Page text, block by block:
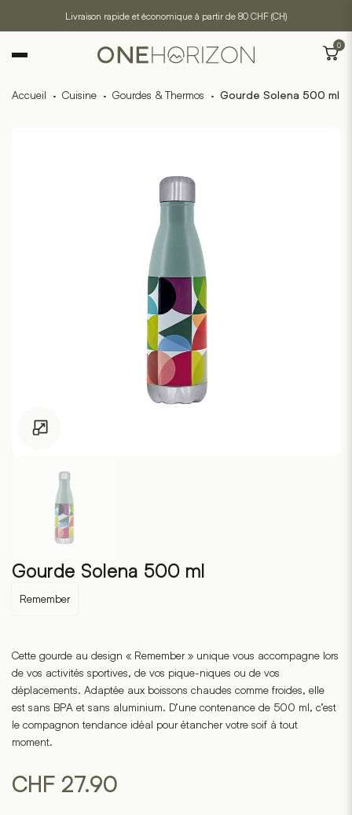
Livraison rapide et économique à partir de 80 CHF (CH)
0
Accueil · Cuisine · Gourdes & Thermos · Gourde Solena 500 ml
Gourde Solena 500 ml
Remember
Cette gourde au design « Remember » unique vous accompagne lors
de vos activités sportives, de vos pique-niques ou de vos
déplacements. Adaptée aux boissons chaudes comme froides, elle
est sans BPA et sans aluminium. D’une contenance de 500 ml, c’est
le compagnon tendance idéal pour étancher votre soif à tout
moment.
CHF 27.90